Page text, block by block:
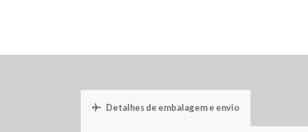
Detalhes de embalagem e envio